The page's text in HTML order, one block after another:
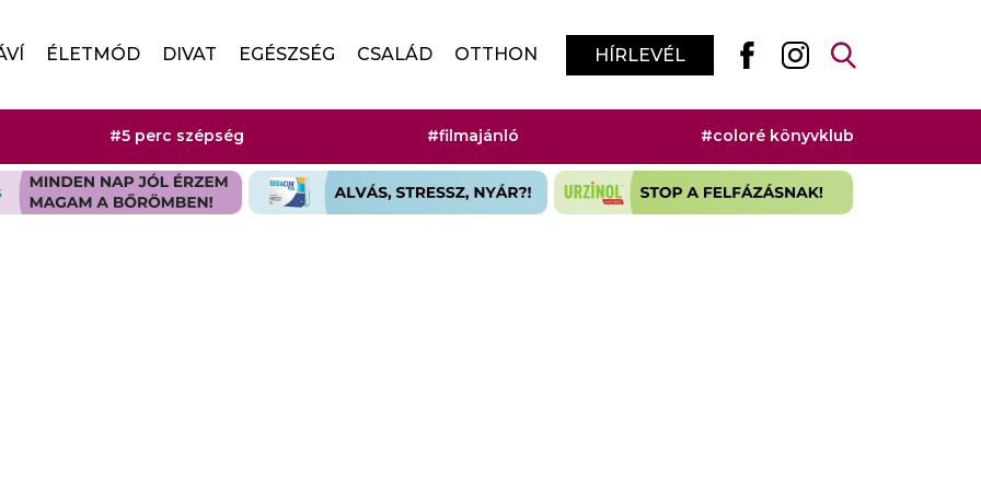
ÉLETMÓD DIVAT EGÉSZSÉG CSALÁD OTTHON HÍRLEVÉL
#5 perc szépség #filmajánló #coloré könyvklub